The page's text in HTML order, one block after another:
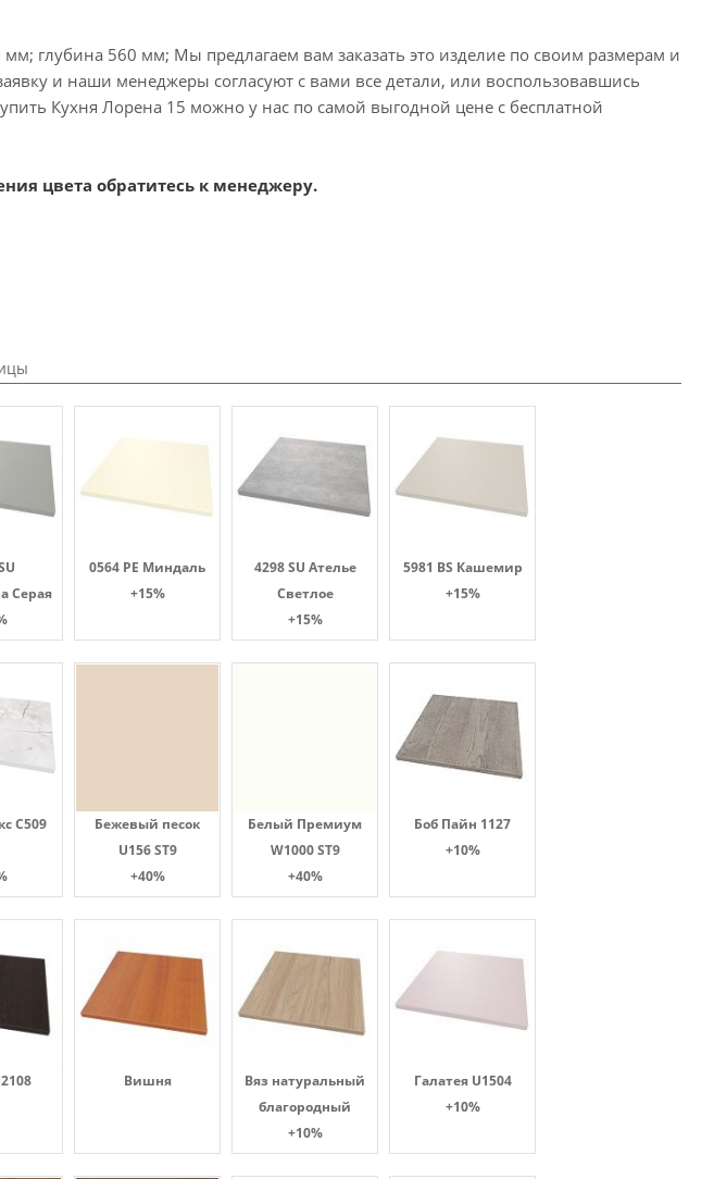
глубина 560 мм; Мы предлагаем вам заказать это изделие по своим размерам и
и наши менеджеры согласуют с вами все детали, или воспользовавшись
Кухня Лорена 15 можно у нас по самой выгодной цене с бесплатной
цвета обратитесь к менеджеру.
Серая
0564 PE Миндаль
+15%
4298 SU Ателье
Светлое
+15%
5981 BS Кашемир
+15%
С509
Бежевый песок
U156 ST9
+40%
Белый Премиум
W1000 ST9
+40%
Боб Пайн 1127
+10%
Вишня
Вяз натуральный
благородный
+10%
Галатея U1504
+10%